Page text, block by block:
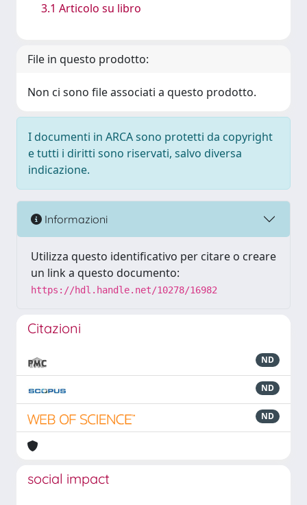
3.1 Articolo su libro
File in questo prodotto:
Non ci sono file associati a questo prodotto.
I documenti in ARCA sono protetti da copyright
e tutti i diritti sono riservati, salvo diversa
indicazione.
Informazioni
Utilizza questo identificativo per citare o creare
un link a questo documento:
https://hdl.handle.net/10278/16982
Citazioni
ND
ND
ND
social impact